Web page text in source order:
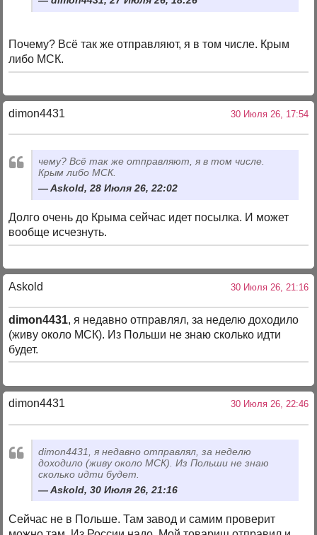
Почему? Всё так же отправляют, я в том числе. Крым
либо МСК.
dimon4431 30 Июля 26, 17:54
чему? Всё так же отправляют, я в том числе.
Крым либо МСК.
Askold, 28 Июля 26, 22:02
Долго очень до Крыма сейчас идет посылка. И может
вообще исчезнуть.
Askold 30 Июля 26, 21:16
dimon4431, я недавно отправлял, за неделю доходило
(живу около МСК). Из Польши не знаю сколько идти
будет.
dimon4431 30 Июля 26, 22:46
dimon4431, я недавно отправлял, за неделю
доходило (живу около МСК). Из Польши не знаю
сколько идти будет.
Askold, 30 Июля 26, 21:16
Сейчас не в Польше. Там завод и самим проверит